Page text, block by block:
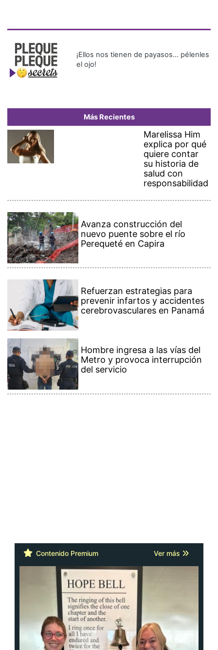
¡Ellos nos tienen de payasos… pélenles
el ojo!
Más Recientes
Marelissa Him
explica por qué
quiere contar
su historia de
salud con
responsabilidad
Avanza construcción del
nuevo puente sobre el río
Perequeté en Capira
Refuerzan estrategias para
prevenir infartos y accidentes
cerebrovasculares en Panamá
Hombre ingresa a las vías del
Metro y provoca interrupción
del servicio
Contenido Premium Ver más